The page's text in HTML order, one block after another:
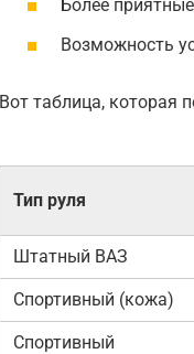
Более
Возможность
Вот таблица, которая
Тип руля
Штатный ВАЗ
Спортивный (кожа)
Спортивный